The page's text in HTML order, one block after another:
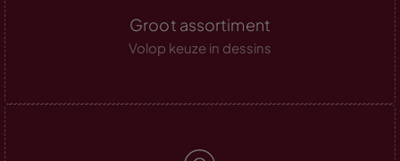
Groot assortiment
Volop keuze in dessins